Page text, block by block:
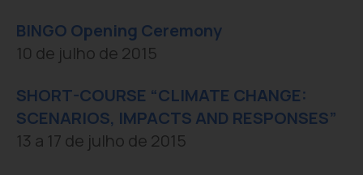
BINGO Opening Ceremony
10 de julho de 2015
SHORT-COURSE “CLIMATE CHANGE:
SCENARIOS, IMPACTS AND RESPONSES”
13 a 17 de julho de 2015